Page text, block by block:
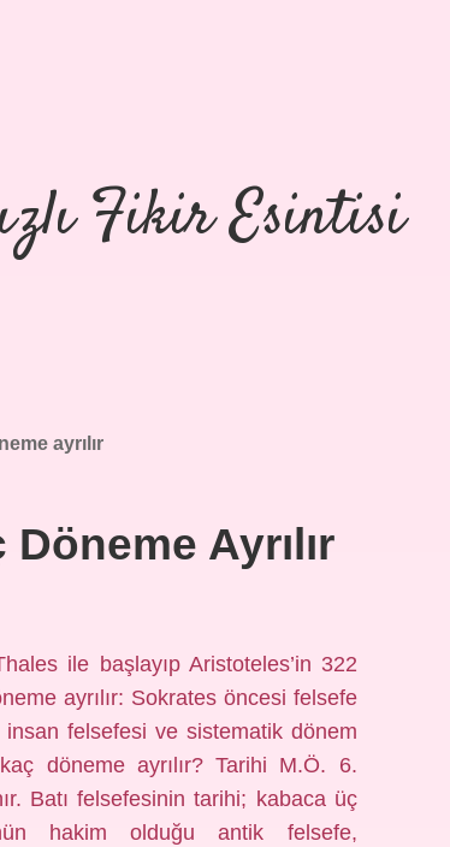
Fikir Esintisi
ayrılır
Ayrılır
ile başlayıp Aristoteles’in 322
ayrılır: Sokrates öncesi felsefe
felsefesi ve sistematik dönem
döneme ayrılır? Tarihi M.Ö. 6.
Batı felsefesinin tarihi; kabaca üç
hakim olduğu antik felsefe,